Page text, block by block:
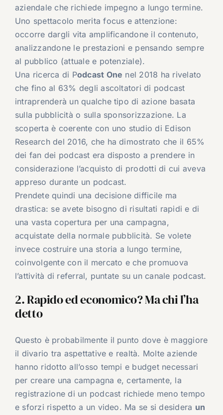
aziendale che richiede impegno a lungo termine.
Uno spettacolo merita focus e attenzione:
occorre dargli vita amplificandone il contenuto,
analizzandone le prestazioni e pensando sempre
al pubblico (attuale e potenziale).
Una ricerca di Podcast One nel 2018 ha rivelato
che fino al 63% degli ascoltatori di podcast
intraprenderà un qualche tipo di azione basata
sulla pubblicità o sulla sponsorizzazione. La
scoperta è coerente con uno studio di Edison
Research del 2016, che ha dimostrato che il 65%
dei fan dei podcast era disposto a prendere in
considerazione l’acquisto di prodotti di cui aveva
appreso durante un podcast.
Prendete quindi una decisione difficile ma
drastica: se avete bisogno di risultati rapidi e di
una vasta copertura per una campagna,
acquistate della normale pubblicità. Se volete
invece costruire una storia a lungo termine,
coinvolgente con il mercato e che promuova
l’attività di referral, puntate su un canale podcast.
2. Rapido ed economico? Ma chi l’ha
detto
Questo è probabilmente il punto dove è maggiore
il divario tra aspettative e realtà. Molte aziende
hanno ridotto all’osso tempi e budget necessari
per creare una campagna e, certamente, la
registrazione di un podcast richiede meno tempo
e sforzi rispetto a un video. Ma se si desidera un